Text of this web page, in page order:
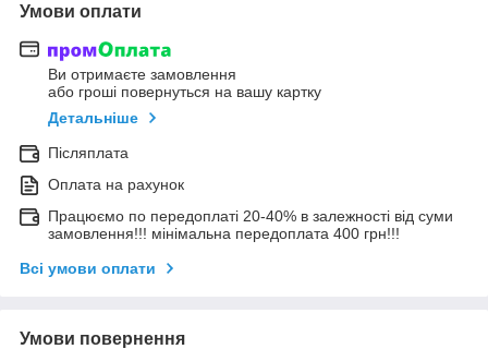
Умови оплати
Ви отримаєте замовлення
або гроші повернуться на вашу картку
Детальніше
Післяплата
Оплата на рахунок
Працюємо по передоплаті 20-40% в залежності від суми
замовлення!!! мінімальна передоплата 400 грн!!!
Всі умови оплати
Умови повернення